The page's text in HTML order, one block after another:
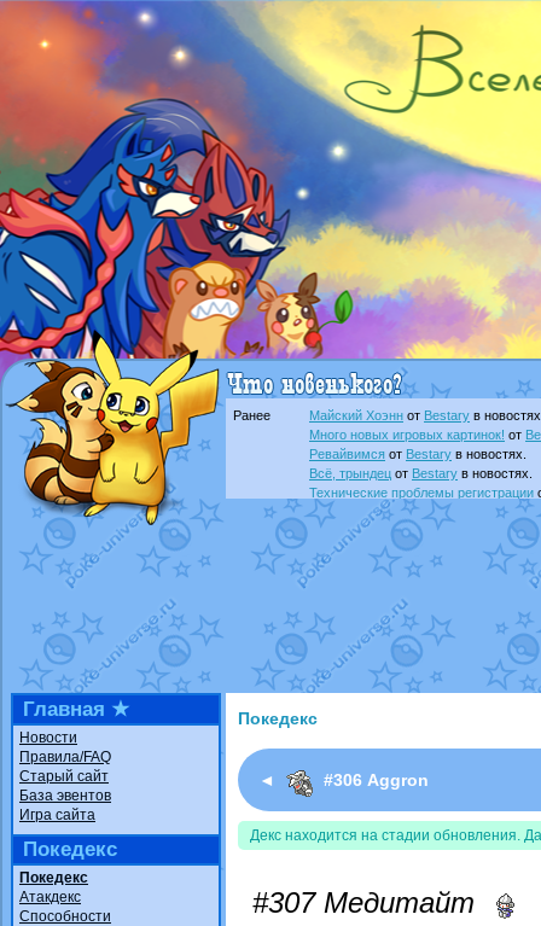
Ранее Майский Хоэнн от Bestary в
Много новых игровых картинок! от
Ревайвимся от Bestary в новостях.
Всё, трындец от Bestary в новостях.
Технические проблемы регистрации
доброе утро славянеот Dakkuв
Йолда и Мимикьюот MavisNyanCat
Недовольный котомангуст
от
The Dark Wishmakerот Randomon в
в
ilovearceus
Raging Boltот GraceDaFox
в
Shadow mismagius от
в
художник
от vicavica в фанарте.
Главная ★
Новости
Правила/FAQ
Старый сайт
База эвентов
Игра сайта
Покедекс
Покедекс
Атакдекс
Способности
Покедекс
◄ #306 Aggron
Декс находится на стадии обновления.
#307 Медитайт